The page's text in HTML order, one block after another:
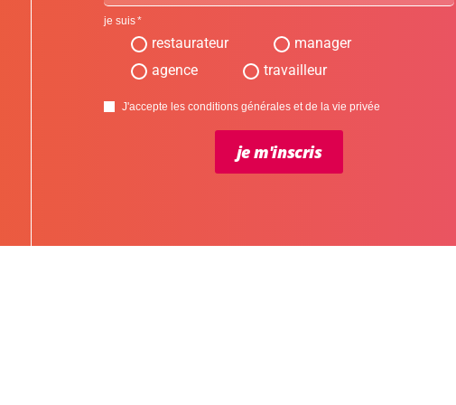
je suis
restaurateur
manager
agence
travailleur
J'accepte les conditions générales et de la vie privée
je m'inscris